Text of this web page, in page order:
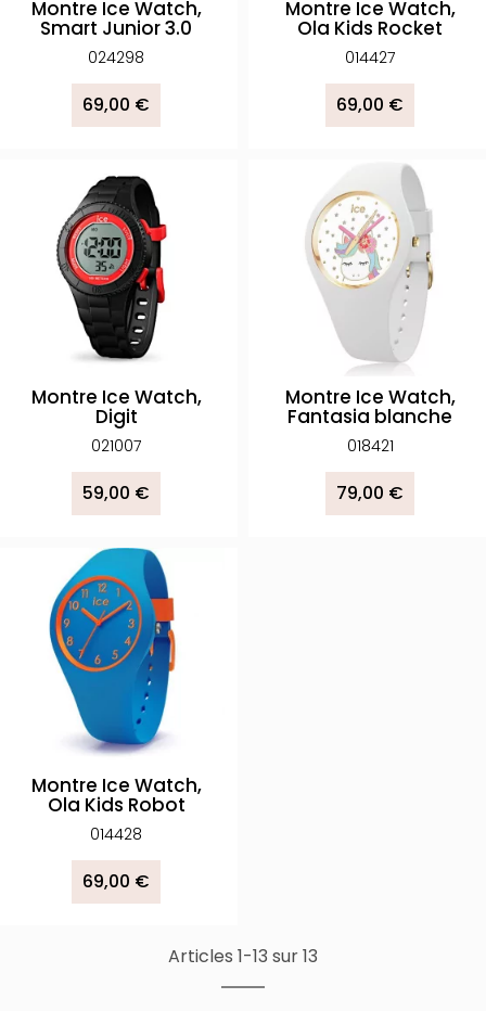
Montre Ice Watch,
Smart Junior 3.0
024298
69,00 €
Montre Ice Watch,
Ola Kids Rocket
014427
69,00 €
Montre Ice Watch,
Digit
021007
59,00 €
Montre Ice Watch,
Fantasia blanche
018421
79,00 €
Montre Ice Watch,
Ola Kids Robot
014428
69,00 €
Articles 1-13 sur 13